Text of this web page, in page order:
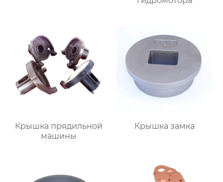
Крышка прядильной
машины
Крышка замка